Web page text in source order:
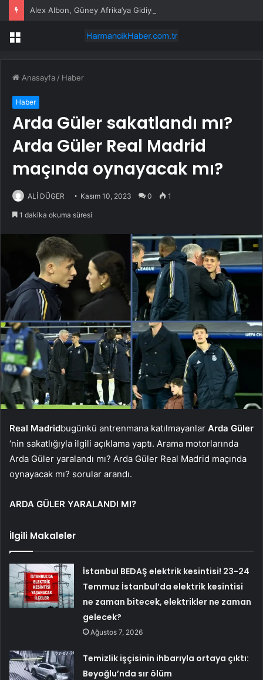
Alex Albon, Güney Afrika’ya Gidiyor
Menü
Anasayfa / Haber
Haber
Arda Güler sakatlandı mı?
Arda Güler Real Madrid
maçında oynayacak mı?
ALİ DÜGER Kasım 10, 2023 0 1
1 dakika okuma süresi
Real Madridbugünkü antrenmana katılmayanlar Arda Güler
‘nin sakatlığıyla ilgili açıklama yaptı. Arama motorlarında
Arda Güler yaralandı mı? Arda Güler Real Madrid maçında
oynayacak mı? sorular arandı.
ARDA GÜLER YARALANDI MI?
İlgili Makaleler
İstanbul BEDAŞ elektrik kesintisi! 23-24
Temmuz İstanbul’da elektrik kesintisi
ne zaman bitecek, elektrikler ne zaman
gelecek?
Ağustos 7, 2026
Temizlik işçisinin ihbarıyla ortaya çıktı:
Beyoğlu’nda sır ölüm